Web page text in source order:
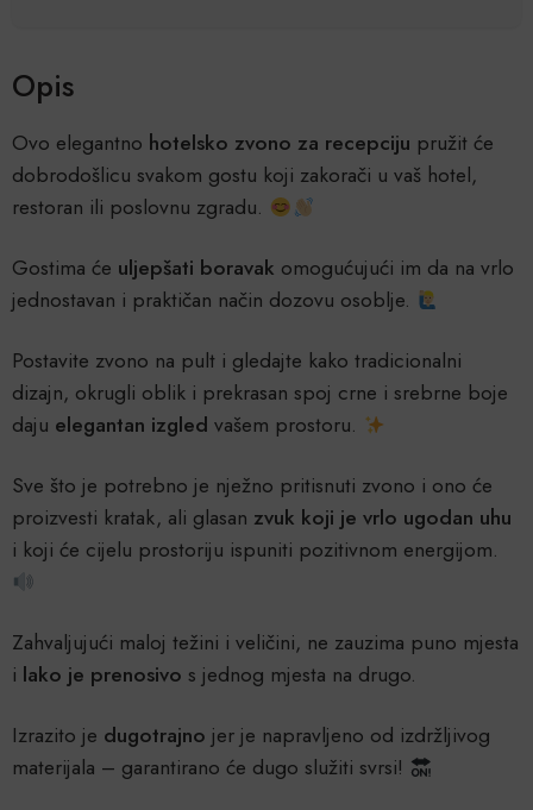
Opis
Ovo elegantno hotelsko zvono za recepciju pružit će
dobrodošlicu svakom gostu koji zakorači u vaš hotel,
restoran ili poslovnu zgradu.
Gostima će uljepšati boravak omogućujući im da na vrlo
jednostavan i praktičan način dozovu osoblje.
Postavite zvono na pult i gledajte kako tradicionalni
dizajn, okrugli oblik i prekrasan spoj crne i srebrne boje
daju elegantan izgled vašem prostoru.
Sve što je potrebno je nježno pritisnuti zvono i ono će
proizvesti kratak, ali glasan zvuk koji je vrlo ugodan uhu
i koji će cijelu prostoriju ispuniti pozitivnom energijom.
Zahvaljujući maloj težini i veličini, ne zauzima puno mjesta
i lako je prenosivo s jednog mjesta na drugo.
Izrazito je dugotrajno jer je napravljeno od izdržljivog
materijala – garantirano će dugo služiti svrsi!